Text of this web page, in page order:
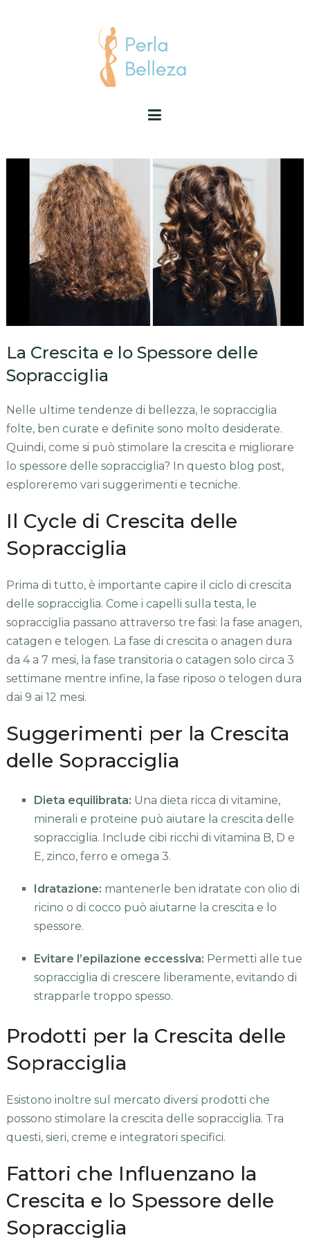
La Crescita e lo Spessore delle
Sopracciglia
Nelle ultime tendenze di bellezza, le sopracciglia
folte, ben curate e definite sono molto desiderate.
Quindi, come si può stimolare la crescita e migliorare
lo spessore delle sopracciglia? In questo blog post,
esploreremo vari suggerimenti e tecniche.
Il Cycle di Crescita delle
Sopracciglia
Prima di tutto, è importante capire il ciclo di crescita
delle sopracciglia. Come i capelli sulla testa, le
sopracciglia passano attraverso tre fasi: la fase anagen,
catagen e telogen. La fase di crescita o anagen dura
da 4 a 7 mesi, la fase transitoria o catagen solo circa 3
settimane mentre infine, la fase riposo o telogen dura
dai 9 ai 12 mesi.
Suggerimenti per la Crescita
delle Sopracciglia
Dieta equilibrata: Una dieta ricca di vitamine,
minerali e proteine può aiutare la crescita delle
sopracciglia. Include cibi ricchi di vitamina B, D e
E, zinco, ferro e omega 3.
Idratazione: mantenerle ben idratate con olio di
ricino o di cocco può aiutarne la crescita e lo
spessore.
Evitare l’epilazione eccessiva: Permetti alle tue
sopracciglia di crescere liberamente, evitando di
strapparle troppo spesso.
Prodotti per la Crescita delle
Sopracciglia
Esistono inoltre sul mercato diversi prodotti che
possono stimolare la crescita delle sopracciglia. Tra
questi, sieri, creme e integratori specifici.
Fattori che Influenzano la
Crescita e lo Spessore delle
Sopracciglia